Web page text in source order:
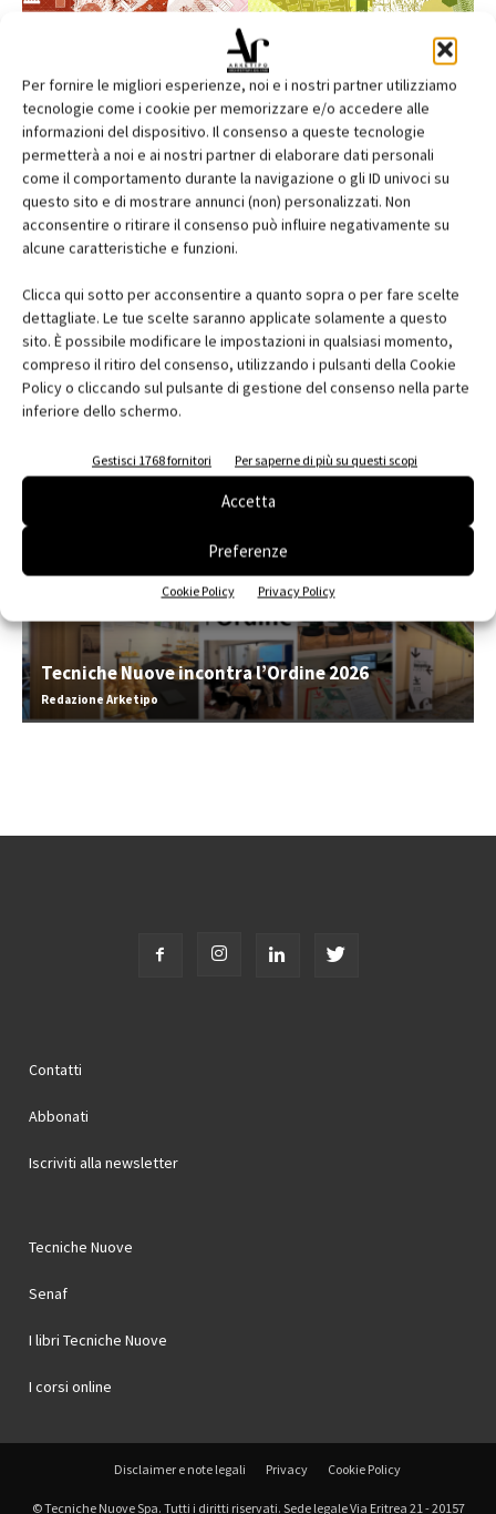
Per fornire le migliori esperienze, noi e i nostri partner utilizziamo
tecnologie come i cookie per memorizzare e/o accedere alle
informazioni del dispositivo. Il consenso a queste tecnologie
permetterà a noi e ai nostri partner di elaborare dati personali
come il comportamento durante la navigazione o gli ID univoci su
questo sito e di mostrare annunci (non) personalizzati. Non
acconsentire o ritirare il consenso può influire negativamente su
alcune caratteristiche e funzioni.
Clicca qui sotto per acconsentire a quanto sopra o per fare scelte
dettagliate. Le tue scelte saranno applicate solamente a questo
sito. È possibile modificare le impostazioni in qualsiasi momento,
compreso il ritiro del consenso, utilizzando i pulsanti della Cookie
Policy o cliccando sul pulsante di gestione del consenso nella parte
inferiore dello schermo.
Gestisci 1768 fornitori Per saperne di più su questi scopi
Accetta
Preferenze
Cookie Policy Privacy Policy
Edicola web
Iscriviti alla newsletter
EVENTI
Tecniche Nuove incontra l’Ordine 2026
Redazione Arketipo
Contatti
Abbonati
Iscriviti alla newsletter
Tecniche Nuove
Senaf
I libri Tecniche Nuove
I corsi online
Disclaimer e note legali Privacy Cookie Policy
© Tecniche Nuove Spa. Tutti i diritti riservati. Sede legale Via Eritrea 21 - 20157